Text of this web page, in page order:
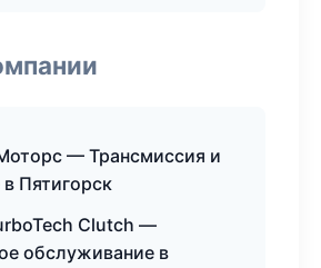
— Трансмиссия и
Пятигорск
Clutch —
обслуживание в